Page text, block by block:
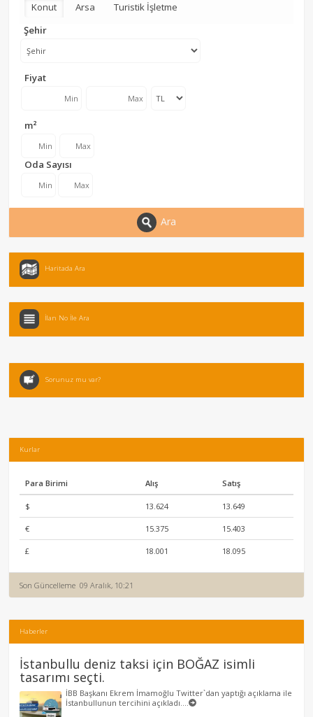
Konut
Arsa
Turistik İşletme
Şehir
Fiyat
m²
Oda Sayısı
Ara
Haritada Ara
İlan No İle Ara
Sorunuz mu var?
Kurlar
Para Birimi Alış Satış
$ 13.624 13.649
€ 15.375 15.403
£ 18.001 18.095
Son Güncelleme 09 Aralık, 10:21
Haberler
İstanbullu deniz taksi için BOĞAZ isimli
tasarımı seçti.
İBB Başkanı Ekrem İmamoğlu Twitter`dan yaptığı açıklama ile
İstanbullunun tercihini açıkladı....